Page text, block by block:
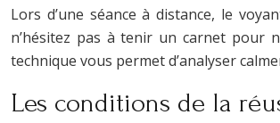
Lors d’une séance à distance, le
n’hésitez pas à tenir un carnet pour
technique vous permet d’analyser
Les conditions de la